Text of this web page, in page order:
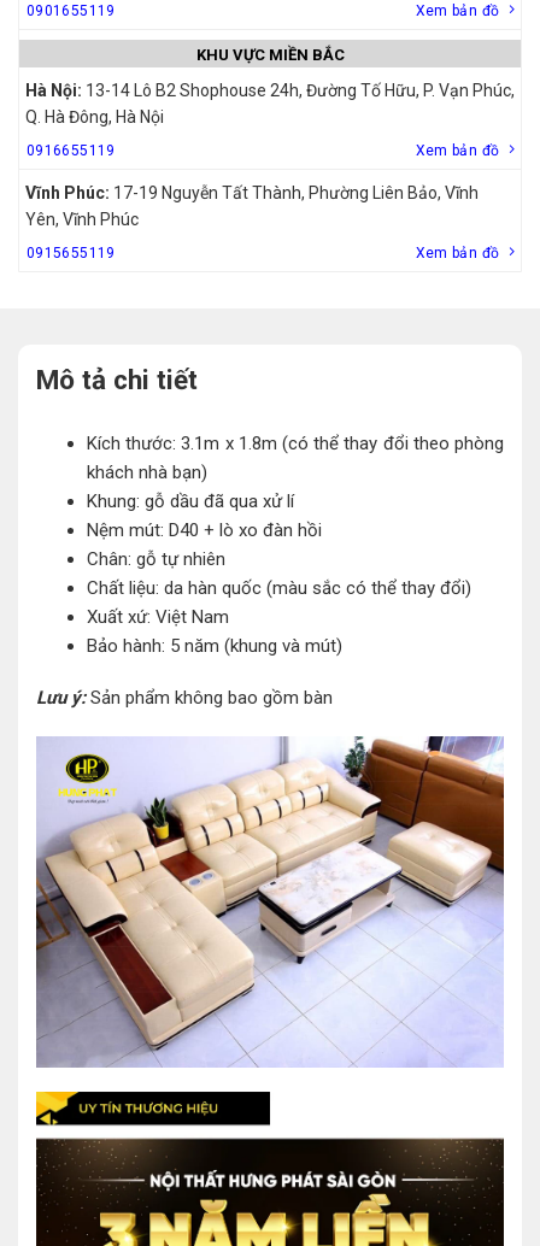
0901655119 Xem bản đồ
KHU VỰC MIỀN BẮC
Hà Nội: 13-14 Lô B2 Shophouse 24h, Đường Tố Hữu, P. Vạn Phúc,
Q. Hà Đông, Hà Nội
0916655119 Xem bản đồ
Vĩnh Phúc: 17-19 Nguyễn Tất Thành, Phường Liên Bảo, Vĩnh
Yên, Vĩnh Phúc
0915655119 Xem bản đồ
Mô tả chi tiết
Kích thước: 3.1m x 1.8m (có thể thay đổi theo phòng
khách nhà bạn)
Khung: gỗ dầu đã qua xử lí
Nệm mút: D40 + lò xo đàn hồi
Chân: gỗ tự nhiên
Chất liệu: da hàn quốc (màu sắc có thể thay đổi)
Xuất xứ: Việt Nam
Bảo hành: 5 năm (khung và mút)
Lưu ý:Sản phẩm không bao gồm bàn